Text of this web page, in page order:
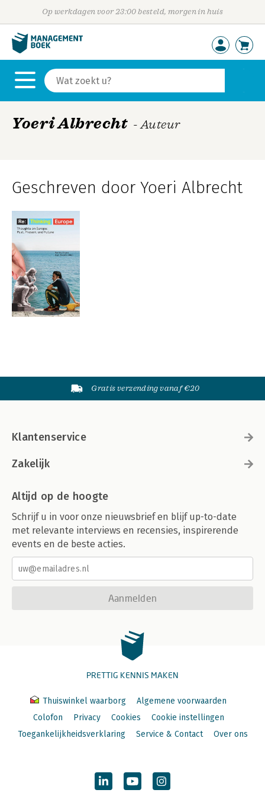
Op werkdagen voor 23:00 besteld, morgen in huis
Yoeri Albrecht - Auteur
Geschreven door Yoeri Albrecht
Gratis verzending vanaf €20
Klantenservice
Zakelijk
Altijd op de hoogte
Schrijf u in voor onze nieuwsbrief en blijf up-to-date
met relevante interviews en recensies, inspirerende
events en de beste acties.
Aanmelden
PRETTIG KENNIS MAKEN
Thuiswinkel waarborg
Algemene voorwaarden
Colofon
Privacy Cookies
Cookie instellingen
Toegankelijkheidsverklaring
Service & Contact Over ons